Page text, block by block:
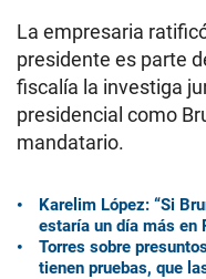
La empresaria
presidente es parte
fiscalía la investiga
presidencial como
mandatario.
Karelim López: “Si
estaría un día más en
Torres sobre
tienen pruebas, que